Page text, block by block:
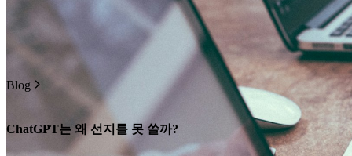
Blog
ChatGPT는 왜 선지를 못 쓸까?